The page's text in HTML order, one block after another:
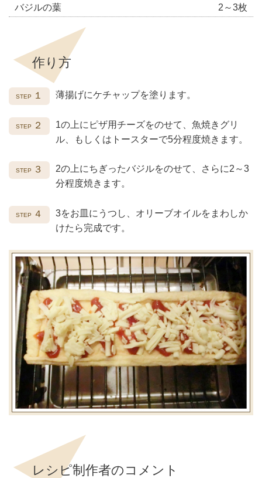
バジルの葉
2～3枚
作り方
１ 薄揚げにケチャップを塗ります。
２
1の上にピザ用チーズをのせて、魚焼きグリ
ル、もしくはトースターで5分程度焼きます。
３
2の上にちぎったバジルをのせて、さらに2～3
分程度焼きます。
４
3をお皿にうつし、オリーブオイルをまわしか
けたら完成です。
レシピ制作者のコメント